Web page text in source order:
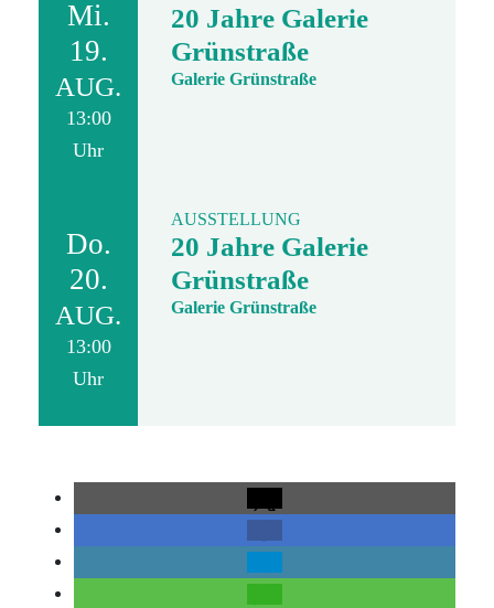
Mi.
19.
AUG.
13:00
Uhr
20 Jahre Galerie
Grünstraße
Galerie Grünstraße
Do.
20.
AUG.
13:00
Uhr
AUSSTELLUNG
20 Jahre Galerie
Grünstraße
Galerie Grünstraße